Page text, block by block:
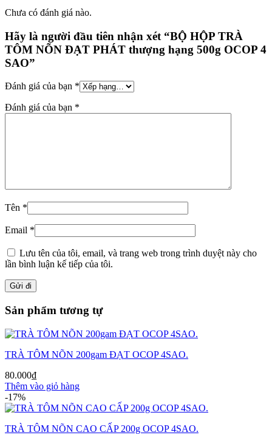
Chưa có đánh giá nào.
Hãy là người đầu tiên nhận xét “BỘ HỘP TRÀ
TÔM NÕN ĐẠT PHÁT thượng hạng 500g OCOP 4
SAO”
Đánh giá của bạn *
Đánh giá của bạn *
Tên *
Email *
Lưu tên của tôi, email, và trang web trong trình duyệt này cho
lần bình luận kế tiếp của tôi.
Sản phẩm tương tự
TRÀ TÔM NÕN 200gam ĐẠT OCOP 4SAO.
80.000₫
Thêm vào giỏ hàng
-17%
TRÀ TÔM NÕN CAO CẤP 200g OCOP 4SAO.